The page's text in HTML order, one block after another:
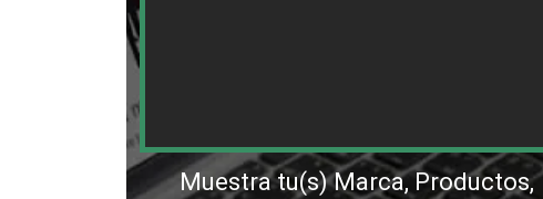
Muestra tu(s) Marca, Productos,